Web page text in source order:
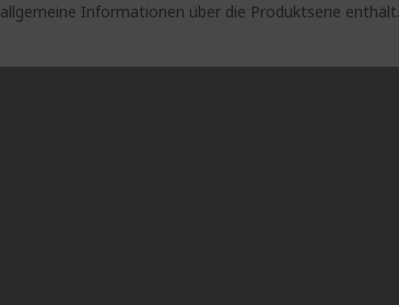
allgemeine Informationen über die Produktserie